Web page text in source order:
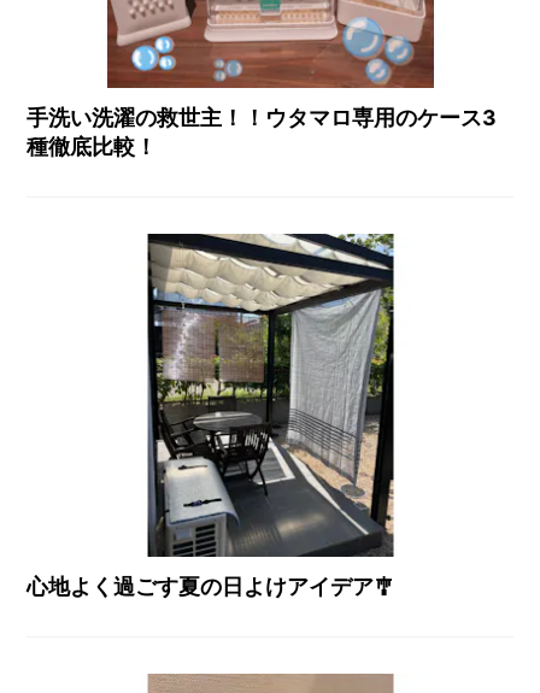
手洗い洗濯の救世主！！ウタマロ専用のケース3
種徹底比較！
心地よく過ごす夏の日よけアイデア🎐